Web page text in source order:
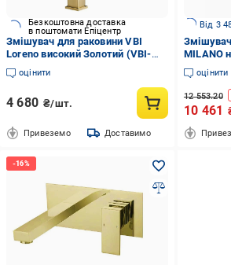
Безкоштовна доставка
в поштомати Епіцентр
Змішувач для раковини VBI
Loreno високий Золотий (VBI-
050201GL)
оцінити
4 680 ₴/шт.
Привеземо Доставимо
Від 3
MILANO
оцінити
12 553.20
10 461